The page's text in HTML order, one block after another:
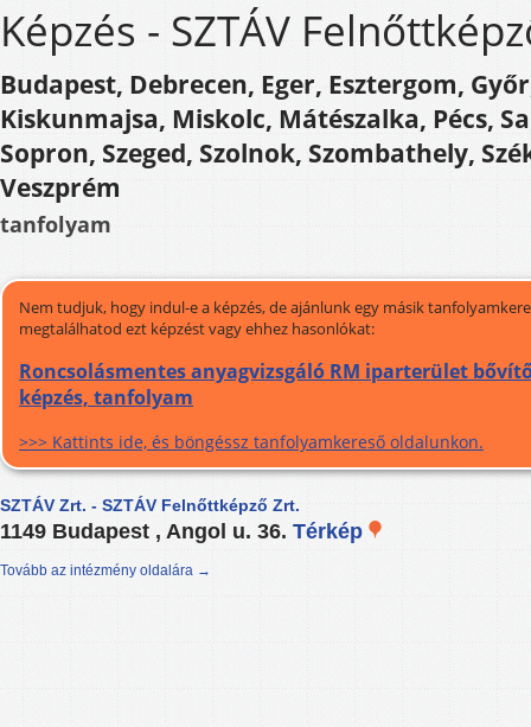
Képzés - SZTÁV
Budapest, Debrecen, Eger, Esztergom,
Kiskunmajsa, Miskolc, Mátészalka, Pécs,
Sopron, Szeged, Szolnok, Szombathely,
Veszprém
tanfolyam
Nem tudjuk, hogy indul-e a képzés, de ajánlunk egy másik
megtalálhatod ezt képzést vagy ehhez hasonlókat:
Roncsolásmentes anyagvizsgáló RM iparterület
képzés, tanfolyam
>>> Kattints ide, és böngéssz tanfolyamkereső oldalunkon.
SZTÁV Zrt. - SZTÁV Felnőttképző Zrt.
1149 Budapest , Angol u. 36. Térkép
Tovább az intézmény oldalára →